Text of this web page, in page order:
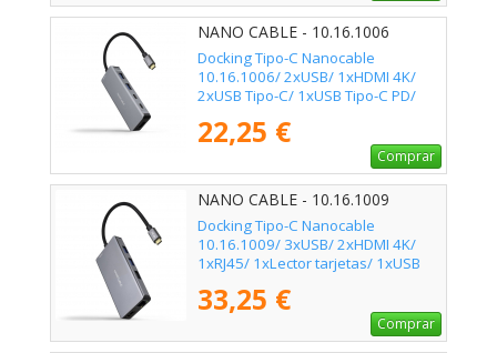
NANO CABLE - 10.16.1006
Docking Tipo-C Nanocable
10.16.1006/ 2xUSB/ 1xHDMI 4K/
2xUSB Tipo-C/ 1xUSB Tipo-C PD/
22,25 €
Comprar
NANO CABLE - 10.16.1009
Docking Tipo-C Nanocable
10.16.1009/ 3xUSB/ 2xHDMI 4K/
1xRJ45/ 1xLector tarjetas/ 1xUSB
33,25 €
Comprar